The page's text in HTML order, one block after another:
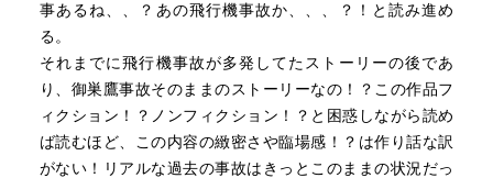
事あるね、、？あの飛行機事故か、、、？！と読み進め
る。
それまでに飛行機事故が多発してたストーリーの後であ
り、御巣鷹事故そのままのストーリーなの！？この作品フ
ィクション！？ノンフィクション！？と困惑しながら読め
ば読むほど、この内容の緻密さや臨場感！？は作り話な訳
がない！リアルな過去の事故はきっとこのままの状況だっ